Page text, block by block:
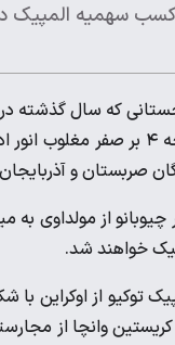
کسب سهمیه المپیک
صربستان و
چیوبانو از مولداوی
خواهند شد.
المپیک توکیو از
وانچا از